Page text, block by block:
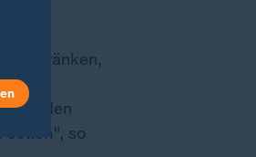
wir den
sollen", so